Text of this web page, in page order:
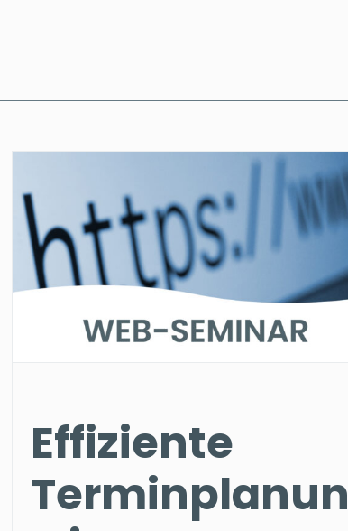
Effiziente
Terminplanun